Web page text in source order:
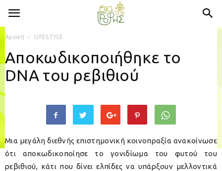
Αρχική LIFESTYLE
Αποκωδικοποιήθηκε το
DNA του ρεβιθιού
Μια μεγάλη διεθνής επιστημονική κοινοπραξία ανακοίνωσε
ότι αποκωδικοποίησε το γονιδίωμα του φυτού του
ρεβιθιού, κάτι που δίνει ελπίδες να υπάρξουν μελλοντικά